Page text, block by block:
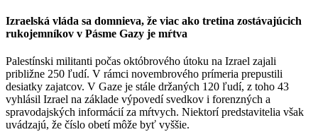
Izraelská vláda sa domnieva, že viac ako tretina zostávajúcich
rukojemníkov v Pásme Gazy je mŕtva
Palestínski militanti počas októbrového útoku na Izrael zajali
približne 250 ľudí. V rámci novembrového prímeria prepustili
desiatky zajatcov. V Gaze je stále držaných 120 ľudí, z toho 43
vyhlásil Izrael na základe výpovedí svedkov i forenzných a
spravodajských informácií za mŕtvych. Niektorí predstavitelia však
uvádzajú, že číslo obetí môže byť vyššie.